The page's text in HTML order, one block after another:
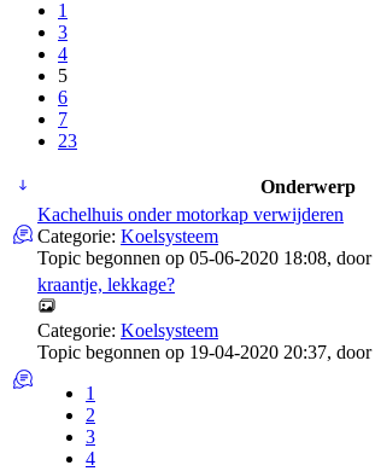
1
3
4
5
6
7
23
Onderwerp
Kachelhuis onder motorkap verwijderen
Categorie: Koelsysteem
Topic begonnen op 05-06-2020 18:08, door
kraantje, lekkage?
Categorie: Koelsysteem
Topic begonnen op 19-04-2020 20:37, door
1
2
3
4